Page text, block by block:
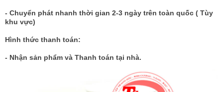
- Chuyển phát nhanh thời gian 2-3 ngày trên toàn quốc ( Tùy
khu vực)
Hình thức thanh toán:
- Nhận sản phẩm và Thanh toán tại nhà.